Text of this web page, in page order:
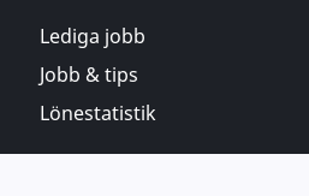
Lediga jobb
Jobb & tips
Lönestatistik